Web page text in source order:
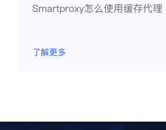
Smartproxy怎么使用缓存代理
了解更多